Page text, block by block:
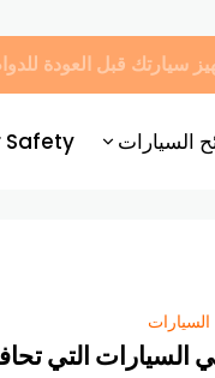
السيارات Safety
السيارات التي